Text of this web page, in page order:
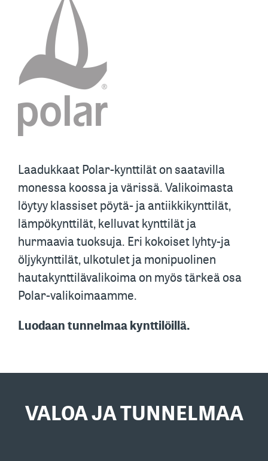
Laadukkaat Polar-kynttilät on saatavilla
monessa koossa ja värissä. Valikoimasta
löytyy klassiset pöytä- ja antiikkikynttilät,
lämpökynttilät, kelluvat kynttilät ja
hurmaavia tuoksuja. Eri kokoiset lyhty-ja
öljykynttilät, ulkotulet ja monipuolinen
hautakynttilävalikoima on myös tärkeä osa
Polar-valikoimaamme.
Luodaan tunnelmaa kynttilöillä.
VALOA JA TUNNELMAA